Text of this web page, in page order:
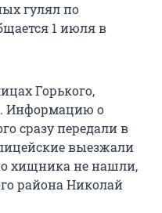
гулял по
1 июля в
Горького,
Информацию о
сразу передали в
выезжали
хищника не нашли,
района Николай